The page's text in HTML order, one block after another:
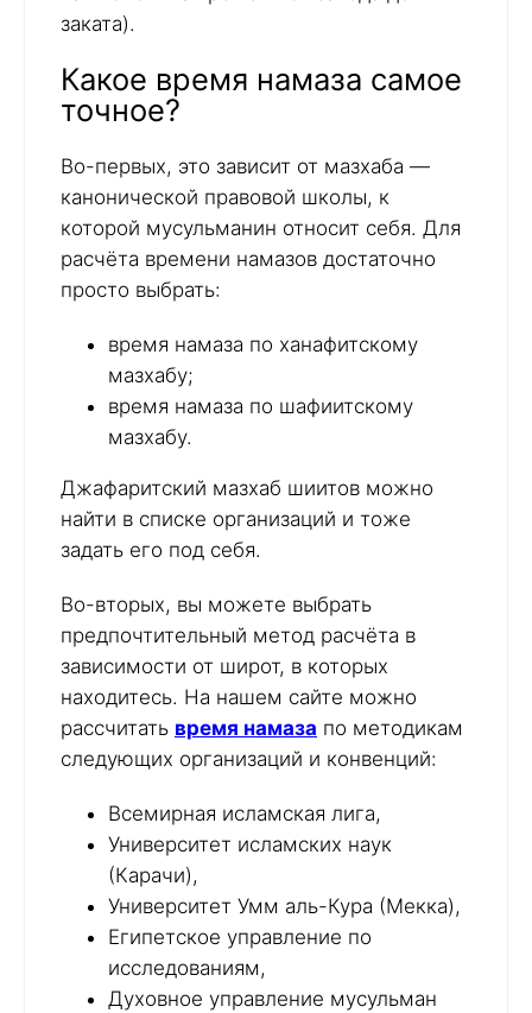
заката).
Какое время намаза самое
точное?
Во-первых, это зависит от мазхаба —
канонической правовой школы, к
которой мусульманин относит себя. Для
расчёта времени намазов достаточно
просто выбрать:
время намаза по ханафитскому
мазхабу;
время намаза по шафиитскому
мазхабу.
Джафаритский мазхаб шиитов можно
найти в списке организаций и тоже
задать его под себя.
Во-вторых, вы можете выбрать
предпочтительный метод расчёта в
зависимости от широт, в которых
находитесь. На нашем сайте можно
рассчитать время намаза по методикам
следующих организаций и конвенций:
Всемирная исламская лига,
Университет исламских наук
(Карачи),
Университет Умм аль-Кура (Мекка),
Египетское управление по
исследованиям,
Духовное управление мусульман